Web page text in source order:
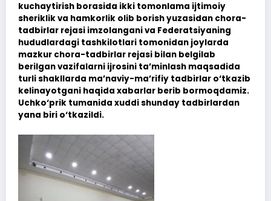
kuchaytirish borasida ikki tomonlama ijtimoiy
sheriklik va hamkorlik olib borish yuzasidan chora-
tadbirlar rejasi imzolangani va Federatsiyaning
hududlardagi tashkilotlari tomonidan joylarda
mazkur chora-tadbirlar rejasi bilan belgilab
berilgan vazifalarni ijrosini ta’minlash maqsadida
turli shakllarda ma’naviy-ma’rifiy tadbirlar o‘tkazib
kelinayotgani haqida xabarlar berib bormoqdamiz.
Uchko‘prik tumanida xuddi shunday tadbirlardan
yana biri o‘tkazildi.